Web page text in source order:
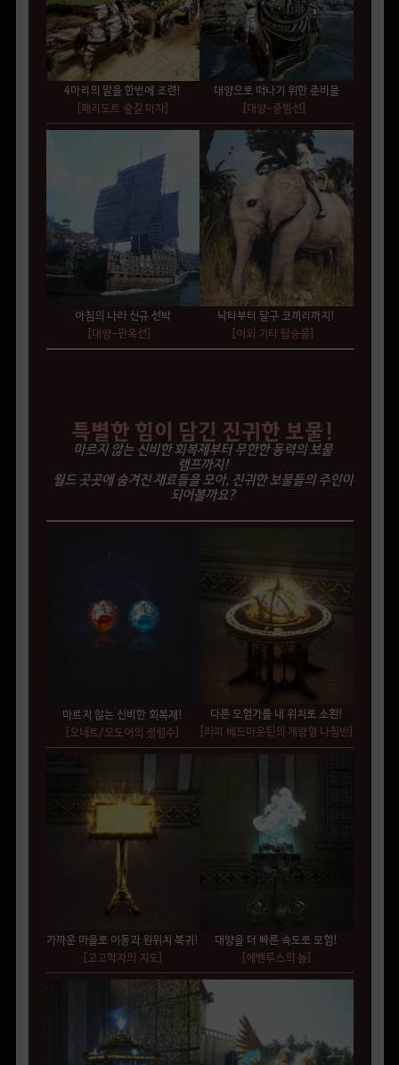
4마리의 말을 한번에 조련!
[페리도트 숲길 마차]
대양으로 떠나기 위한 준비물
[대양-중범선]
아침의 나라 신규 선박
[대양-판옥선]
낙타부터 달구 코끼리까지!
[이외 기타 탑승물]
특별한 힘이 담긴 진귀한 보물!
마르지 않는 신비한 회복제부터 무한한 동력의 보물
램프까지!
월드 곳곳에 숨겨진 재료들을 모아, 진귀한 보물들의 주인이
되어볼까요?
마르지 않는 신비한 회복제!
[오네트/오도어의 정령수]
다른 모험가를 내 위치로 소환!
[라피 베드마운틴의 개량형 나침반]
가까운 마을로 이동과 원위치 복귀!
[고고학자의 지도]
대양을 더 빠른 속도로 모험!
[에벤루스의 놀]